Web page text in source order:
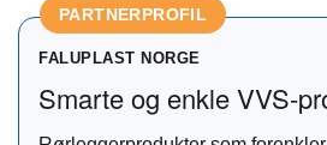
PARTNERPROFIL
FALUPLAST NORGE
Smarte og enkle VVS-